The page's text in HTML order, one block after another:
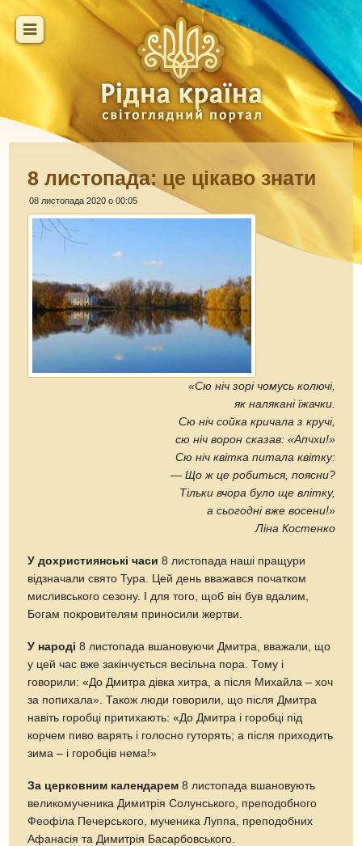
8 листопада: це цікаво знати
08 листопада 2020 о 00:05
«Сю ніч зорі чомусь колючі,
як налякані їжачки.
Сю ніч сойка кричала з кручі,
сю ніч ворон сказав: «Апчхи!»
Сю ніч квітка питала квітку:
— Що ж це робиться, поясни?
Тільки вчора було ще влітку,
а сьогодні вже восени!»
Ліна Костенко
У дохристиянські часи 8 листопада наші пращури
відзначали свято Тура. Цей день вважався початком
мисливського сезону. І для того, щоб він був вдалим,
Богам покровителям приносили жертви.
У народі 8 листопада вшановуючи Дмитра, вважали, що
у цей час вже закінчується весільна пора. Тому і
говорили: «До Дмитра дівка хитра, а після Михайла – хоч
за попихала». Також люди говорили, що після Дмитра
навіть горобці притихають: «До Дмитра і горобці під
корчем пиво варять і голосно гуторять; а після приходить
зима – і горобців нема!»
За церковним календарем 8 листопада вшановують
великомученика Димитрія Солунського, преподобного
Феофіла Печерського, мученика Луппа, преподобних
Афанасія та Димитрія Басарбовського.